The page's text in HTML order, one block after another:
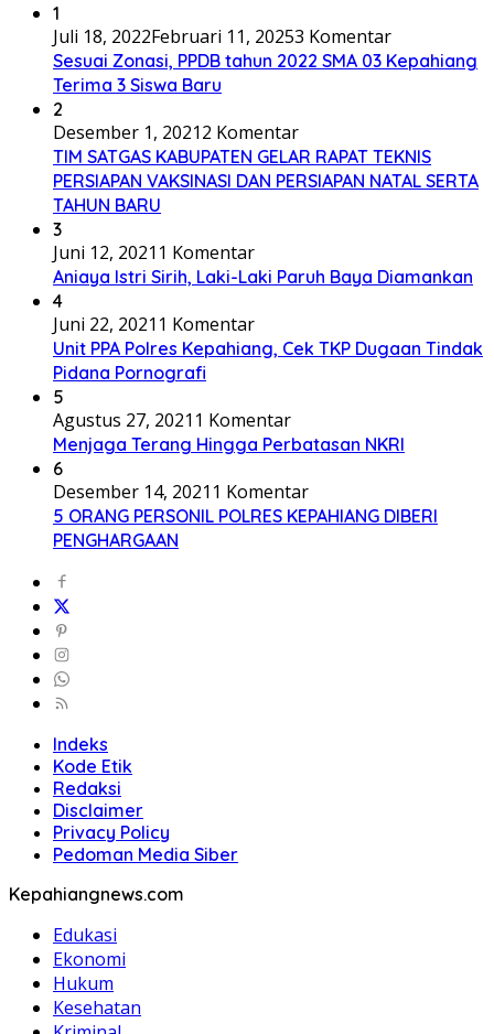
1
Juli 18, 2022Februari 11, 20253 Komentar
Sesuai Zonasi, PPDB tahun 2022 SMA 03 Kepahiang
Terima 3 Siswa Baru
2
Desember 1, 20212 Komentar
TIM SATGAS KABUPATEN GELAR RAPAT TEKNIS
PERSIAPAN VAKSINASI DAN PERSIAPAN NATAL SERTA
TAHUN BARU
3
Juni 12, 2021 1 Komentar
Aniaya Istri Sirih, Laki-Laki Paruh Baya Diamankan
4
Juni 22, 2021 1 Komentar
Unit PPA Polres Kepahiang, Cek TKP Dugaan Tindak
Pidana Pornografi
5
Agustus 27, 2021 1 Komentar
Menjaga Terang Hingga Perbatasan NKRI
6
Desember 14, 2021 1 Komentar
5 ORANG PERSONIL POLRES KEPAHIANG DIBERI
PENGHARGAAN
Indeks
Kode Etik
Redaksi
Disclaimer
Privacy Policy
Pedoman Media Siber
Kepahiangnews.com
Edukasi
Ekonomi
Hukum
Kesehatan